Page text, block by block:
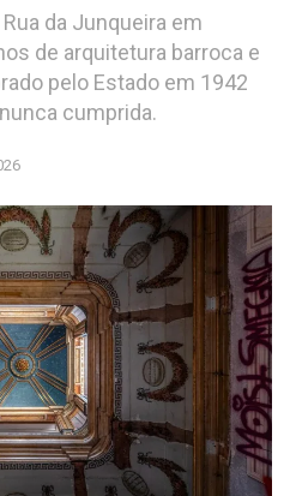
da Junqueira em
de arquitetura barroca e
pelo Estado em 1942
cumprida.